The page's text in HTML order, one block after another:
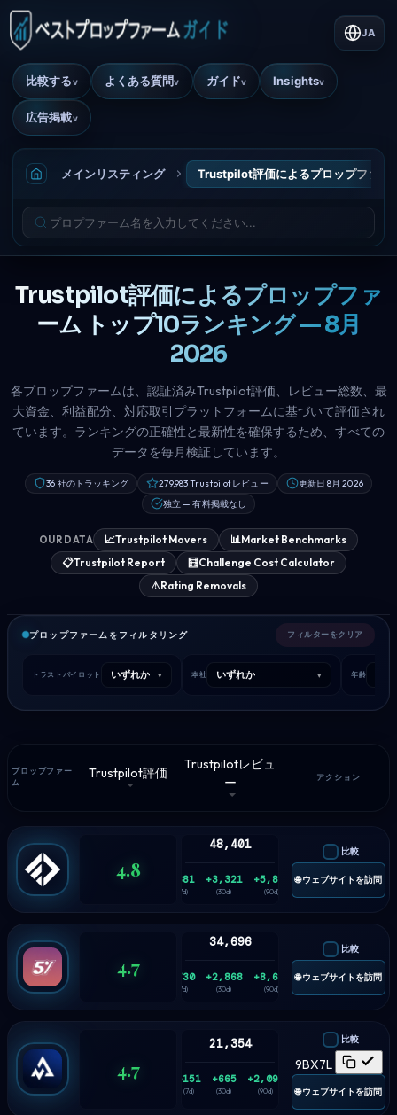
比較するv よくある質問v ガイドv Insightsv
広告掲載v
JA
メインリスティング Trustpilot評価によるプロップファ
Trustpilot評価によるプロップファ
ーム トップ10ランキング — 8月
2026
各プロップファームは、認証済みTrustpilot評価、レビュー総数、最
大資金、利益配分、対応取引プラットフォームに基づいて評価され
ています。ランキングの正確性と最新性を確保するため、すべての
データを毎月検証しています。
36 社のトラッキング 279,983 Trustpilot レビュー
更新日 8月 2026
独立 — 有料掲載なし
OUR DATA 📈Trustpilot Movers 📊 Market Benchmarks
📋Trustpilot Report 🧮Challenge Cost Calculator
⚠Rating Removals
プロップファームをフィルタリング フィルターをクリア
トラストパイロット いずれか ▾ 本社 いずれか ▾ 年齢
プロップファー
ム
Trustpilot評価
Trustpilotレビュ
ー
アクション
4.8
48,401
+881
(7d)
+3,321
(30d)
+5,836
(90d)
比較
🌐 ウェブサイトを訪問
4.7
34,696
+730
(7d)
+2,868
(30d)
+8,626
(90d)
比較
🌐 ウェブサイトを訪問
4.7
21,354
+151
(7d)
+665
(30d)
+2,093
(90d)
比較
9BX7L
🌐 ウェブサイトを訪問